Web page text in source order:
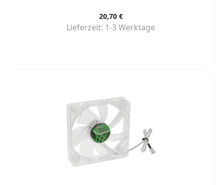
20,70 €
Lieferzeit: 1-3 Werktage